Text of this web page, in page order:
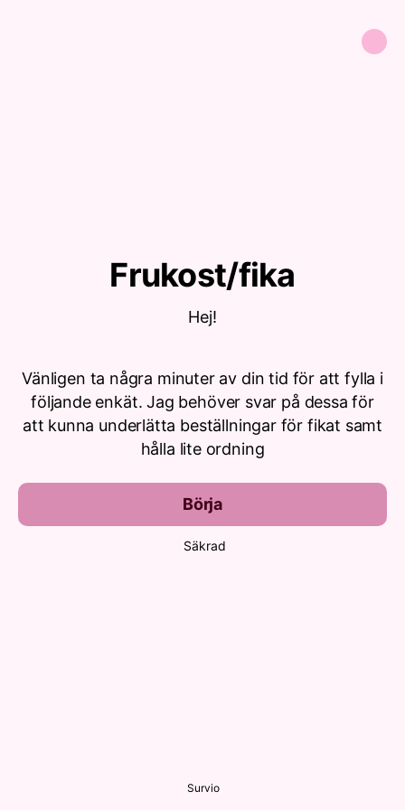
Frukost/fika
Hej!
Vänligen ta några minuter av din tid för att fylla i
följande enkät. Jag behöver svar på dessa för
att kunna underlätta beställningar för fikat samt
hålla lite ordning
Börja
Säkrad
Survio